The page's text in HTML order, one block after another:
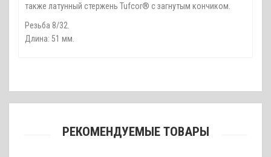
также латунный стержень Tufcor® с загнутым кончиком.
Резьба 8/32.
Длина: 51 мм.
РЕКОМЕНДУЕМЫЕ ТОВАРЫ